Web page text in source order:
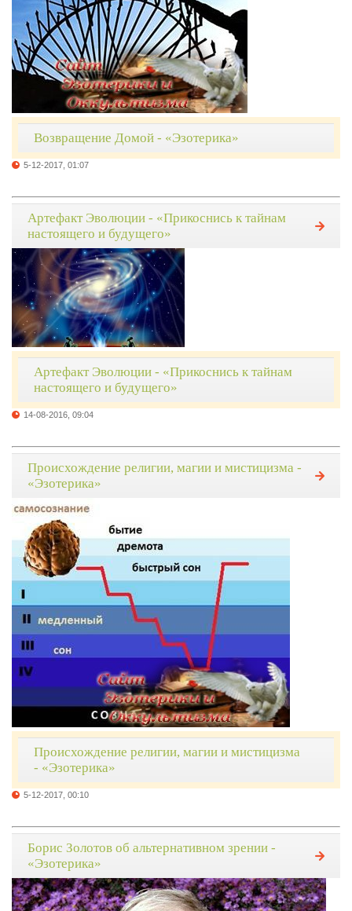
Возвращение Домой - «Эзотерика»
5-12-2017, 01:07
Артефакт Эволюции - «Прикоснись к тайнам
настоящего и будущего»
Артефакт Эволюции - «Прикоснись к тайнам
настоящего и будущего»
14-08-2016, 09:04
Происхождение религии, магии и мистицизма -
«Эзотерика»
Происхождение религии, магии и мистицизма
- «Эзотерика»
5-12-2017, 00:10
Борис Золотов об альтернативном зрении -
«Эзотерика»